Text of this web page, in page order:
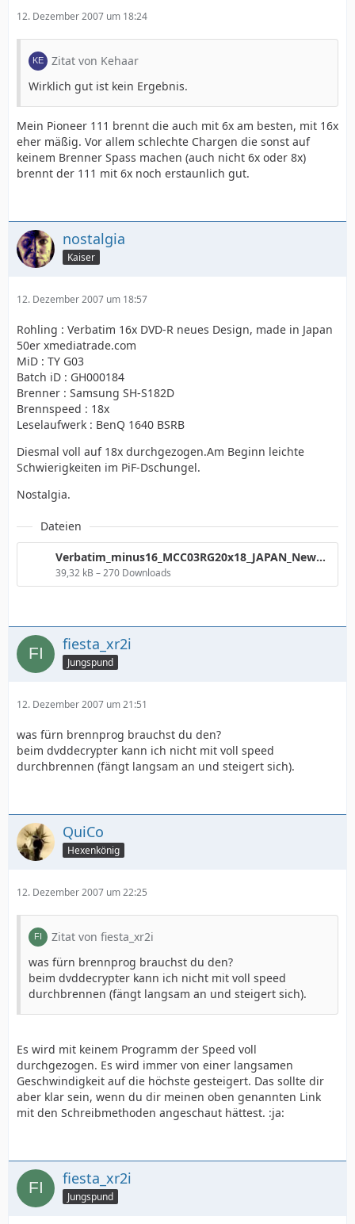
12. Dezember 2007 um 18:24
Zitat von Kehaar
Wirklich gut ist kein Ergebnis.
Mein Pioneer 111 brennt die auch mit 6x am besten, mit 16x
eher mäßig. Vor allem schlechte Chargen die sonst auf
keinem Brenner Spass machen (auch nicht 6x oder 8x)
brennt der 111 mit 6x noch erstaunlich gut.
nostalgia
Kaiser
12. Dezember 2007 um 18:57
Rohling : Verbatim 16x DVD-R neues Design, made in Japan
50er xmediatrade.com
MiD : TY G03
Batch iD : GH000184
Brenner : Samsung SH-S182D
Brennspeed : 18x
Leselaufwerk : BenQ 1640 BSRB
Diesmal voll auf 18x durchgezogen.Am Beginn leichte
Schwierigkeiten im PiF-Dschungel.
Nostalgia.
Dateien
Verbatim_minus16_MCC03RG20x18_JAPAN_NewDesign_182D.png
39,32 kB – 270 Downloads
fiesta_xr2i
Jungspund
12. Dezember 2007 um 21:51
was fürn brennprog brauchst du den?
beim dvddecrypter kann ich nicht mit voll speed
durchbrennen (fängt langsam an und steigert sich).
QuiCo
Hexenkönig
12. Dezember 2007 um 22:25
Zitat von fiesta_xr2i
was fürn brennprog brauchst du den?
beim dvddecrypter kann ich nicht mit voll speed
durchbrennen (fängt langsam an und steigert sich).
Es wird mit keinem Programm der Speed voll
durchgezogen. Es wird immer von einer langsamen
Geschwindigkeit auf die höchste gesteigert. Das sollte dir
aber klar sein, wenn du dir meinen oben genannten Link
mit den Schreibmethoden angeschaut hättest. :ja:
fiesta_xr2i
Jungspund